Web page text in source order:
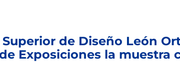
de Diseño León
Exposiciones la muestra